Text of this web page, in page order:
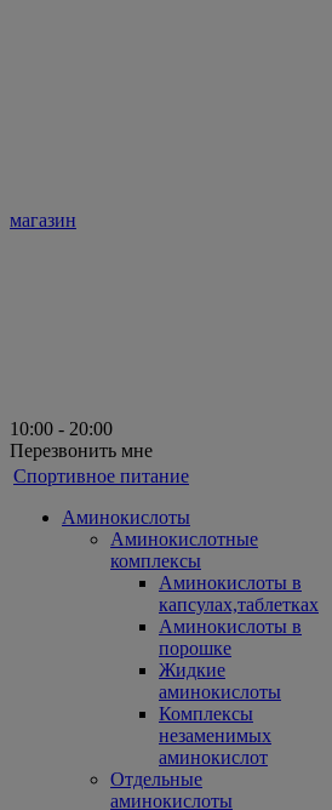
магазин
10:00 - 20:00
Перезвонить мне
Спортивное питание
Аминокислоты
Аминокислотные
комплексы
Аминокислоты в
капсулах,таблетках
Аминокислоты в
порошке
Жидкие
аминокислоты
Комплексы
незаменимых
аминокислот
Отдельные
аминокислоты